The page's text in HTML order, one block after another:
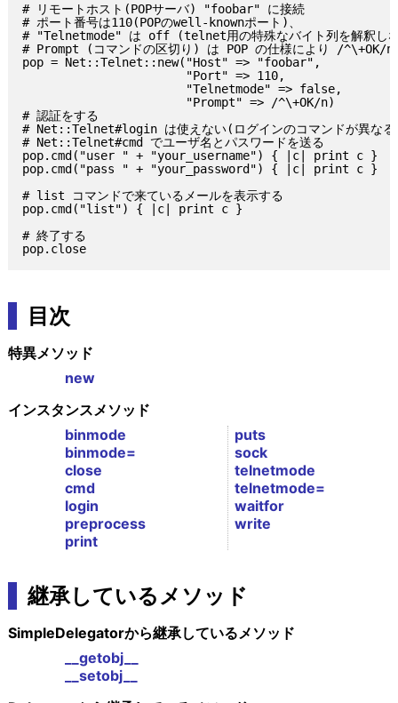
# リモートホスト(POPサーバ) "foobar" に接続
# ポート番号は110(POPのwell-knownポート)、
# "Telnetmode" は off (telnet用の特殊なバイト列を解釈し
# Prompt (コマンドの区切り) は POP の仕様により /^\+OK/n
pop = Net::Telnet::new("Host" => "foobar",
                       "Port" => 110,
                       "Telnetmode" => false,
                       "Prompt" => /^\+OK/n)
# 認証をする
# Net::Telnet#login は使えない(ログインのコマンドが異なる
# Net::Telnet#cmd でユーザ名とパスワードを送る
pop.cmd("user " + "your_username") { |c| print c }
pop.cmd("pass " + "your_password") { |c| print c }
# list コマンドで来ているメールを表示する
pop.cmd("list") { |c| print c }
# 終了する
pop.close
目次
特異メソッド
new
インスタンスメソッド
binmode
binmode=
close
cmd
login
preprocess
print
puts
sock
telnetmode
telnetmode=
waitfor
write
継承しているメソッド
SimpleDelegatorから継承しているメソッド
__getobj__
__setobj__